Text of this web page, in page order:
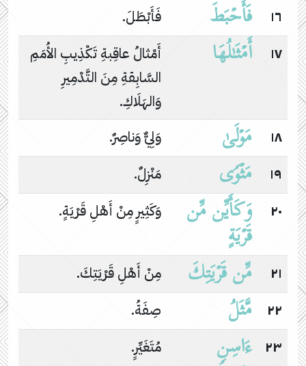
١٦
فَأَحۡبَطَ
فَأَبْطَلَ.
١٧
أَمۡثَـٰلُهَا
أَمْثالُ عاقِبةِ تَكْذِيبِ الأُمَمِ
السَّابِقةِ مِنَ التَّدْمِيرِ
وَالهَلَاكِ.
١٨
مَوۡلَىٰ
وَلِيٌّ وَناصِرٌ.
١٩
مَثۡوࣰى
مَنْزِلٌ.
٢٠
وَكَأَیِّن مِّن
قَرۡیَةٍ
وَكَثِيرٍ مِنْ أَهْلِ قَرْيَةٍ.
٢١ مِّن قَرۡیَتِكَ
مِنْ أَهْلِ قَرْيَتِكَ.
٢٢
مَّثَلُ
صِفَةُ.
٢٣
ءَاسِنࣲ
مُتَغَيِّرٍ.